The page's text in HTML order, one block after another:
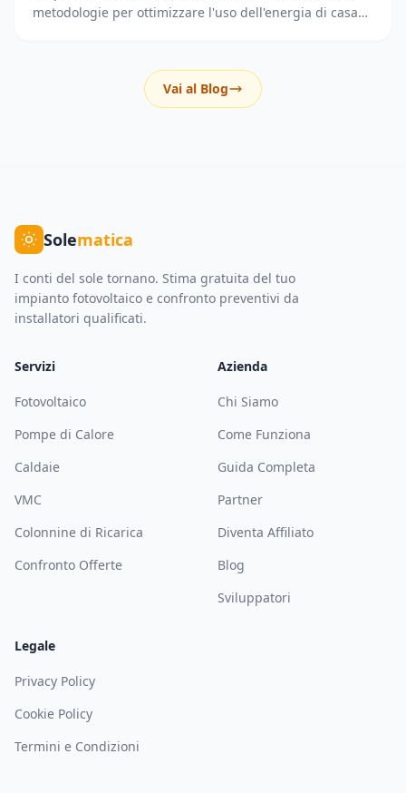
metodologie per ottimizzare l'uso dell'energia di casa
Vai al Blog
Solematica
I conti del sole tornano. Stima gratuita del tuo
impianto fotovoltaico e confronto preventivi da
installatori qualificati.
Servizi
Fotovoltaico
Pompe di Calore
Caldaie
VMC
Colonnine di Ricarica
Confronto Offerte
Azienda
Chi Siamo
Come Funziona
Guida Completa
Partner
Diventa Affiliato
Blog
Sviluppatori
Legale
Privacy Policy
Cookie Policy
Termini e Condizioni